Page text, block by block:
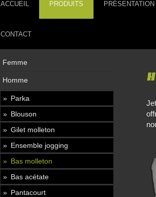
ACCUEIL PRODUITS PRÉSENTATION
CONTACT
Femme
Homme
Parka
Blouson
Gilet molleton
Ensemble jogging
Bas molleton
Bas acétate
Pantacourt